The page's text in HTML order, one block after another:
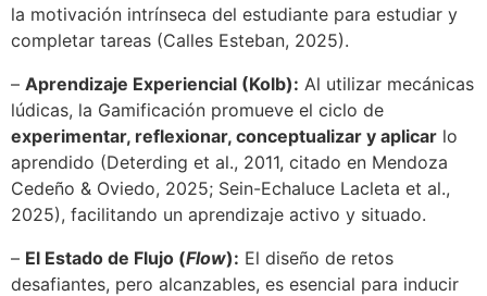
la motivación intrínseca del estudiante para estudiar y
completar tareas (Calles Esteban, 2025).
– Aprendizaje Experiencial (Kolb): Al utilizar mecánicas
lúdicas, la Gamificación promueve el ciclo de
experimentar, reflexionar, conceptualizar y aplicar lo
aprendido (Deterding et al., 2011, citado en Mendoza
Cedeño & Oviedo, 2025; Sein-Echaluce Lacleta et al.,
2025), facilitando un aprendizaje activo y situado.
– El Estado de Flujo (Flow): El diseño de retos
desafiantes, pero alcanzables, es esencial para inducir